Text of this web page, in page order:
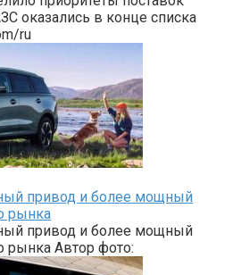
оказались в конце списка
ru
привод и более мощный
рынка
привод и более мощный
рынка Автор фото: